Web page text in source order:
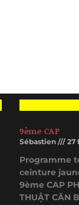
9ème CAP
Sébastien 27
Programme
ceinture
9ème CAP
THUẬT CĂN